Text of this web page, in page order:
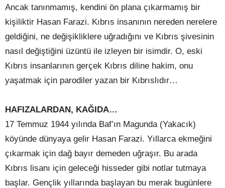
Ancak tanınmamış, kendini ön plana çıkarmamış bir
kişiliktir Hasan Farazi. Kıbrıs insanının nereden nerelere
geldiğini, ne değişikliklere uğradığını ve Kıbrıs şivesinin
nasıl değiştiğini üzüntü ile izleyen bir isimdir. O, eski
Kıbrıs insanlarının gerçek Kıbrıs diline hakim, onu
yaşatmak için parodiler yazan bir Kıbrıslıdır…
HAFIZALARDAN, KAĞIDA…
17 Temmuz 1944 yılında Baf’ın Magunda (Yakacık)
köyünde dünyaya gelir Hasan Farazi. Yıllarca ekmeğini
çıkarmak için dağ bayır demeden uğraşır. Bu arada
Kıbrıs lisanı için geleceği hisseder gibi notlar tutmaya
başlar. Gençlik yıllarında başlayan bu merak bugünlere